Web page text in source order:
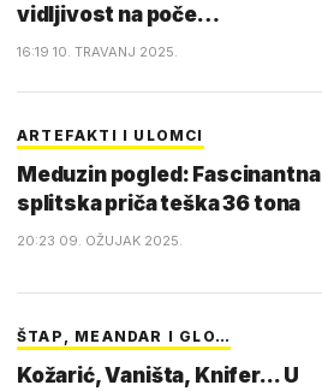
vidljivost na poče…
16:19 10. TRAVANJ 2025.
ARTEFAKTI I ULOMCI
Meduzin pogled: Fascinantna
splitska priča teška 36 tona
20:23 09. OŽUJAK 2025.
ŠTAP, MEANDAR I GLO…
Kožarić, Vaništa, Knifer... U